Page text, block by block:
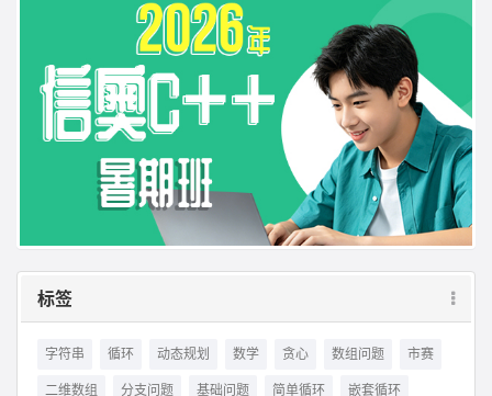
标签
字符串 循环 动态规划 数学 贪心 数组问题
市赛
二维数组
分支问题 基础问题 简单循环 嵌套循环